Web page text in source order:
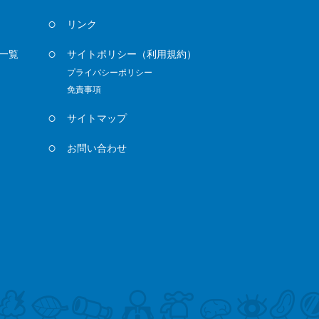
覧
リンク
サイトポリシー （利用規約）
プライバシーポリシー
免責事項
サイトマップ
お問い合わせ